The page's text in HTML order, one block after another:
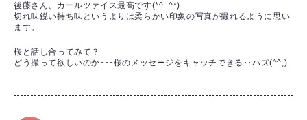
後藤さん、カールツァイス最高です(*^_^*)
切れ味鋭い持ち味というよりは柔らかい印象の写真が撮れるように思い
ます。
桜と話し合ってみて？
どう撮って欲しいのか･･･桜のメッセージをキャッチできる･･ハズ(^^;)